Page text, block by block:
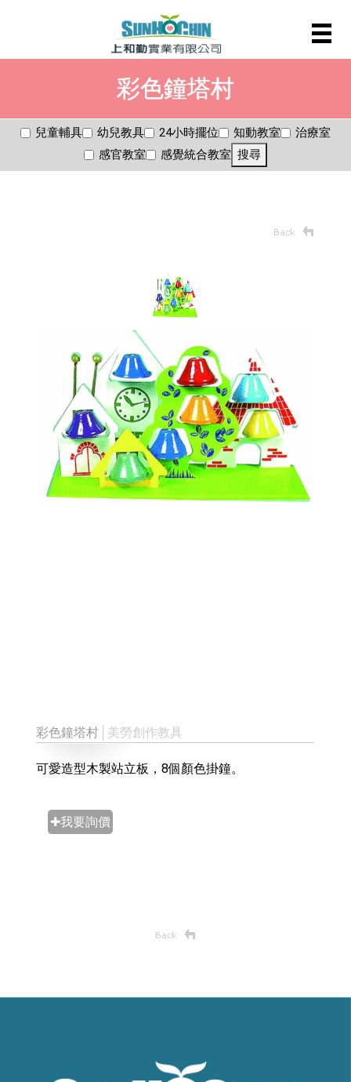
彩色鐘塔村
兒童輔具 幼兒教具 24小時擺位 知動教室
治療室
感官教室
感覺統合教室 搜尋
彩色鐘塔村│美勞創作教具
可愛造型木製站立板，8個顏色掛鐘。
✚我要詢價